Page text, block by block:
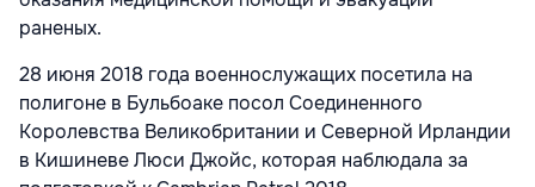
раненых.
28 июня 2018 года военнослужащих посетила на
полигоне в Бульбоаке посол Соединенного
Королевства Великобритании и Северной Ирландии
в Кишиневе Люси Джойс, которая наблюдала за